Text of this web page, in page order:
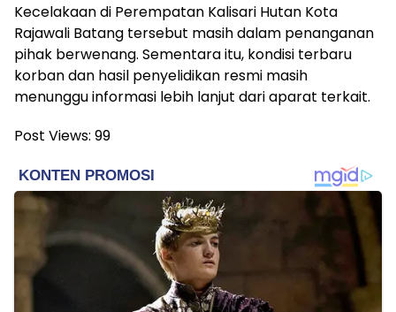
Kecelakaan di Perempatan Kalisari Hutan Kota
Rajawali Batang tersebut masih dalam penanganan
pihak berwenang. Sementara itu, kondisi terbaru
korban dan hasil penyelidikan resmi masih
menunggu informasi lebih lanjut dari aparat terkait.
Post Views: 99